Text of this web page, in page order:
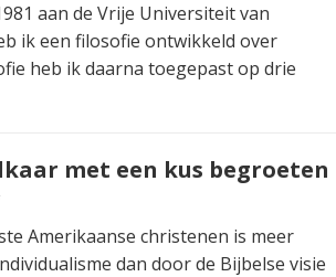
aan de Vrije Universiteit van
ik een filosofie ontwikkeld over
heb ik daarna toegepast op drie
met een kus begroeten
Amerikaanse christenen is meer
dan door de Bijbelse visie